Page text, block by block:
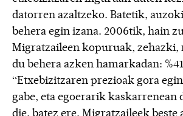
datorren azaltzeko. Batetik,
behera egin izana. 2006tik, hain
Migratzaileen kopuruak, zehazki,
du behera azken hamarkadan:
“Etxebizitzaren prezioak gora
gabe, eta egoerarik kaskarrenean
die, batez ere. Migratzaileek beste